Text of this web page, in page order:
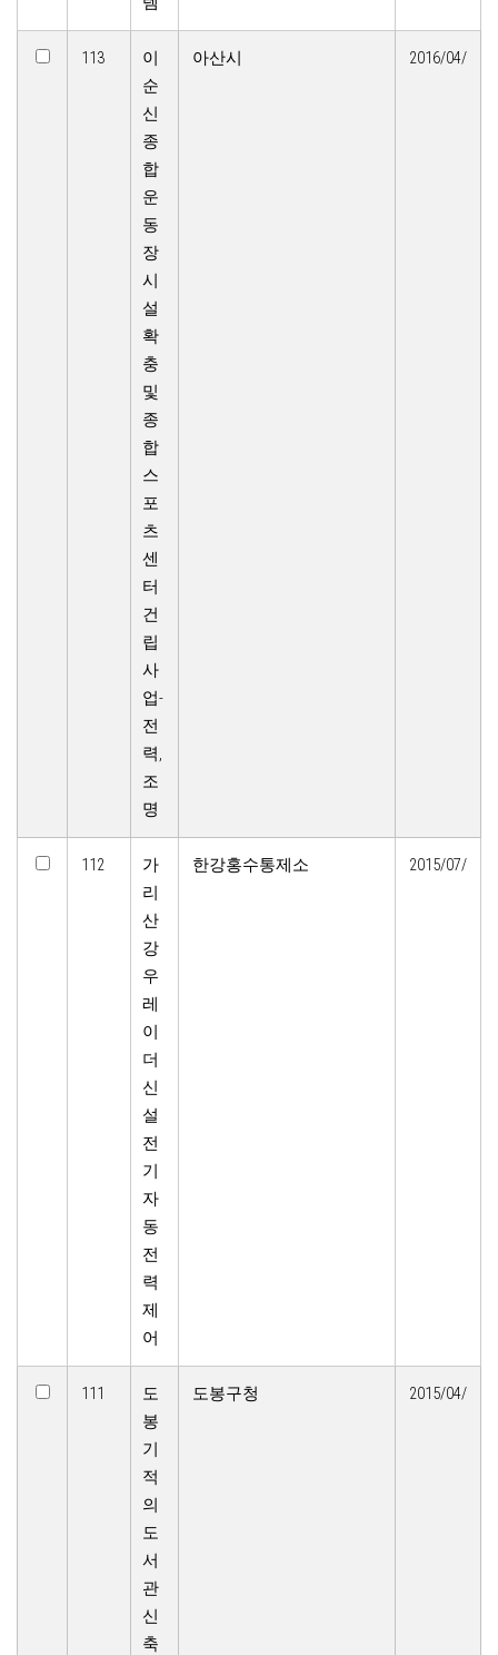
113
이
순
신
종
합
운
동
장
시
설
확
충
및
종
합
스
포
츠
센
터
건
립
사
업-
전
력,
조
명
아산시 2016/04/
112
가
리
산
강
우
레
이
더
신
설
전
기
자
동
전
력
제
어
한강홍수통제소 2015/07/
111
도
봉
기
적
의
도
서
관
신
축
도봉구청 2015/04/